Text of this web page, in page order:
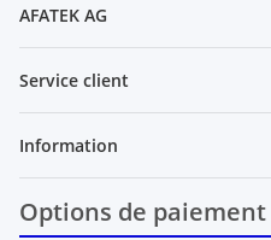
AFATEK AG
Service client
Information
Options de paiement